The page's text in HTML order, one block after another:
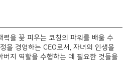
력을 꽃 피우는 코칭의 파워를 배울 수
을 경영하는 CEO로서, 자녀의 인생을
버지 역할을 수행하는 데 필요한 것들을